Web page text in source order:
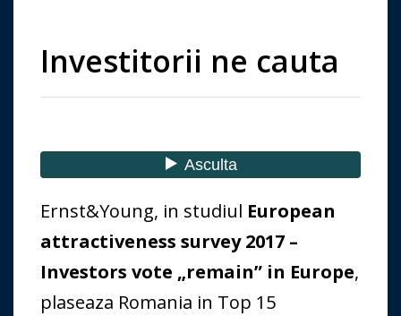
Investitorii ne cauta
Ernst&Young, in studiul European
attractiveness survey 2017 –
Investors vote „remain” in Europe,
plaseaza Romania in Top 15